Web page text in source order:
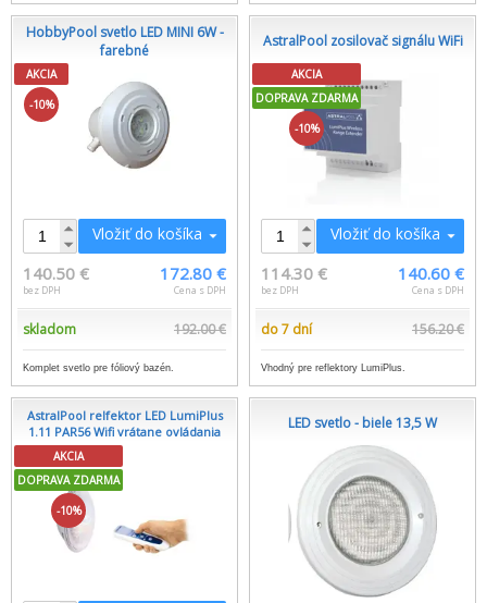
HobbyPool svetlo LED MINI 6W -
farebné
AKCIA
-10%
Vložiť do košíka
140.50 €
bez DPH
172.80 €
Cena s DPH
skladom 192.00 €
Komplet svetlo pre fóliový bazén.
AstralPool zosilovač signálu WiFi
AKCIA
DOPRAVA ZDARMA
-10%
Vložiť do košíka
114.30 €
bez DPH
140.60 €
Cena s DPH
do 7 dní 156.20 €
Vhodný pre reflektory LumiPlus.
AstralPool relfektor LED LumiPlus
1.11 PAR56 Wifi vrátane ovládania
AKCIA
DOPRAVA ZDARMA
-10%
LED svetlo - biele 13,5 W